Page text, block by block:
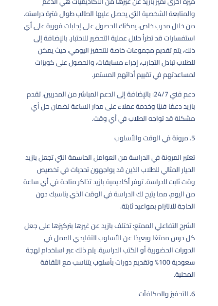
والمتابعة الشخصية التي يحصل عليها الطالب طوال فترة دراسته.
من خلال مدرب خاص، يمكنك الحصول على إجابات فورية على أي
استفسارات قد تطرأ خلال عملية التحضير للاختبار. بالإضافة إلى
ذلك، يتم تقديم مجموعات خاصة للتحفيز اليومي، حيث يمكن
للطلاب تبادل التجارب، إجراء مسابقات، والحصول على كويزات
لمساعدتهم في تقييم أدائهم المستمر.
دعم فني 24/7: بالإضافة إلى الدعم المباشر من المدربين، تقدم
بازيد دعمًا فنيًا وخدمة عملاء على مدار الساعة لضمان حل أي
مشكلة قد تواجه الطلاب في أي وقت.
5. مرونة في الوقت والأسلوب
تعتبر المرونة في الدراسة من العوامل الحاسمة التي تجعل بازيد
الخيار المثالي للطلاب الذين قد يواجهون تحديات في تخصيص
وقت ثابت للدراسة. توفر أكاديمية بازيد تذاكر متاحة في أي ساعة
من اليوم، مما يتيح لك الدراسة في الوقت الذي يناسبك دون
الحاجة للالتزام بمواعيد ثابتة.
الشرح التفاعلي الممتع: تختلف بازيد عن غيرها بتركيزها على جعل
كل درس ممتعًا وبعيدًا عن الأسلوب التقليدي الممل في
الدورات الحضورية أو الكتب الدراسية. يتم ذلك عبر استخدام لهجة
سعودية 100% وتقديم دورات بأسلوب يتناسب مع الثقافة
المحلية.
6. التحفيز والمكافآت